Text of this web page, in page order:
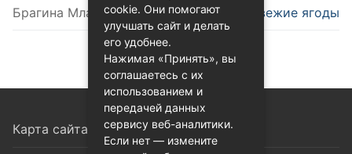
Брагина Младак записиКак выбрать свежие ягоды
Карта сайта
cookie. Они помогают
улучшать сайт и делать
его удобнее.
Нажимая «Принять», вы
соглашаетесь с их
использованием и
передачей данных
сервису веб-аналитики.
Если нет — измените